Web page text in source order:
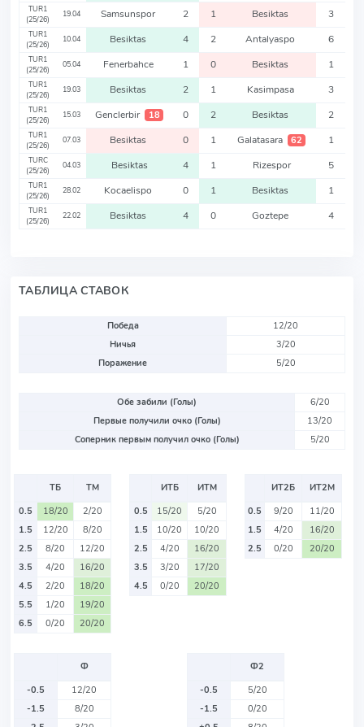
TUR1
(25/26)
19.04 Samsunspor 2 1 Besiktas 3
TUR1
(25/26)
10.04 Besiktas 4 2 Antalyaspo 6
TUR1
(25/26)
05.04 Fenerbahce 1 0 Besiktas 1
TUR1
(25/26)
19.03 Besiktas 2 1 Kasimpasa 3
TUR1
(25/26)
15.03 Genclerbir 18 0 2 Besiktas 2
TUR1
(25/26)
07.03 Besiktas 0 1 Galatasara 62 1
TURC
(25/26)
04.03 Besiktas 4 1 Rizespor 5
TUR1
(25/26)
28.02 Kocaelispo 0 1 Besiktas 1
TUR1
(25/26)
22.02 Besiktas 4 0 Goztepe 4
ТАБЛИЦА СТАВОК
Победа
12/20
Ничья
3/20
Поражение
5/20
Обе забили (Голы)
6/20
Первые получили очко (Голы)
13/20
Соперник первым получил очко (Голы)
5/20
ТБ
ТМ
0.5
18/20
2/20
1.5
12/20
8/20
2.5
8/20
12/20
3.5
4/20
16/20
4.5
2/20
18/20
5.5
1/20
19/20
6.5
0/20 20/20
ИТБ
ИТМ
0.5
15/20
5/20
1.5
10/20
10/20
2.5
4/20
16/20
3.5
3/20
17/20
4.5
0/20 20/20
ИТ2Б
ИТ2М
0.5
9/20
11/20
1.5
4/20
16/20
2.5
0/20 20/20
Ф
-0.5
12/20
-1.5
8/20
Ф2
-0.5
5/20
-1.5
0/20